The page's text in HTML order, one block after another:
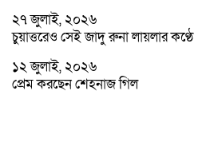
২৭ জুলাই, ২০২৬
চুয়াত্তরেও সেই জাদু রুনা লায়লার কণ্ঠে
১২ জুলাই, ২০২৬
প্রেম করছেন শেহনাজ গিল